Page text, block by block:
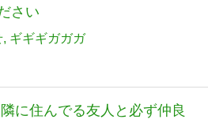
さい
ギギギガガガ
に住んでる友人と必ず仲良